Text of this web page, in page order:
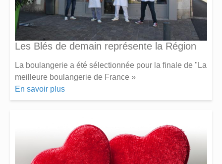
Les Blés de demain représente la Région
La boulangerie a été sélectionnée pour la finale de "La
meilleure boulangerie de France »
En savoir plus